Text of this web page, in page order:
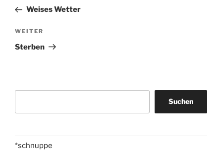
Beitrag
Weises Wetter
Nächster
Beitrag
WEITER
Sterben
Suchen
*schnuppe